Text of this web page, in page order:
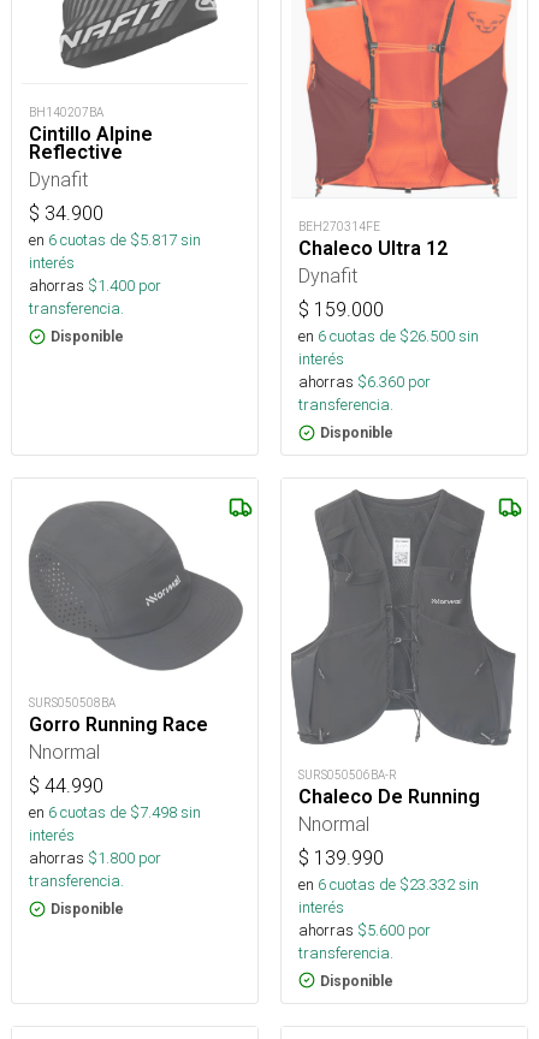
BH140207BA
Cintillo Alpine
Reflective
Dynafit
$ 34.900
en 6cuotas de $5.817sin
interés
ahorras $1.400 por
transferencia.
Disponible
BEH270314FE
Chaleco Ultra 12
Dynafit
$ 159.000
en 6cuotas de $26.500sin
interés
ahorras $6.360 por
transferencia.
Disponible
SURS050508BA
Gorro Running Race
Nnormal
$ 44.990
en 6cuotas de $7.498sin
interés
ahorras $1.800 por
transferencia.
Disponible
SURS050506BA-R
Chaleco De Running
Nnormal
$ 139.990
en 6cuotas de $23.332sin
interés
ahorras $5.600 por
transferencia.
Disponible